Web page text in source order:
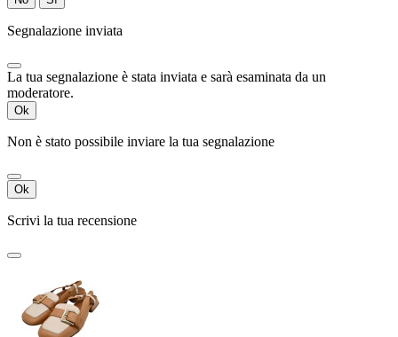
Segnalazione inviata
La tua segnalazione è stata inviata e sarà esaminata da un
moderatore.
Ok
Non è stato possibile inviare la tua segnalazione
Ok
Scrivi la tua recensione